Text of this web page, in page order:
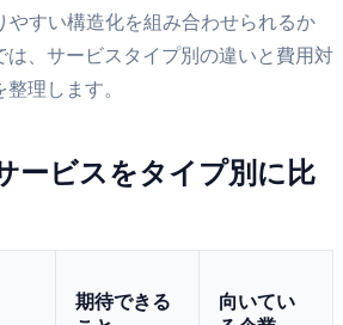
やすい構造化を組み合わせられるか
は、サービスタイプ別の違いと費用対
理します。
ービスをタイプ別に比
期待できる
向いてい